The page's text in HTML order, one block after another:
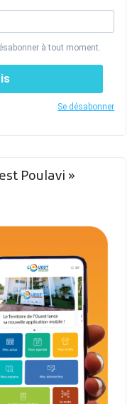
à tout moment.
Se désabonner
Poulavi »